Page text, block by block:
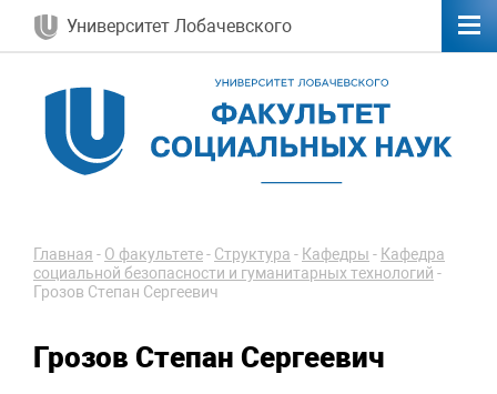
Университет Лобачевского
Главная - О факультете- Структура - Кафедры - Кафедра
социальной безопасности и гуманитарных технологий -
Грозов Степан Сергеевич
Грозов Степан Сергеевич